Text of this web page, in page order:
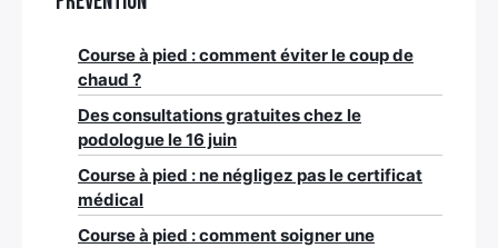
Course à pied : comment éviter le coup de
chaud ?
Des consultations gratuites chez le
podologue le 16 juin
Course à pied : ne négligez pas le certificat
médical
Course à pied : comment soigner une